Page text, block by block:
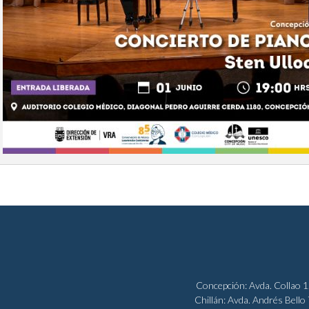
Concepción: Avda. Collao
Chillán: Avda. Andrés